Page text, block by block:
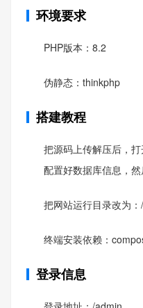
环境要求
PHP版本：8.2
伪静态：thinkphp
搭建教程
把源码上传解压后，
配置好数据库信息，然
把网站运行目录改为
终端安装依赖：
登录信息